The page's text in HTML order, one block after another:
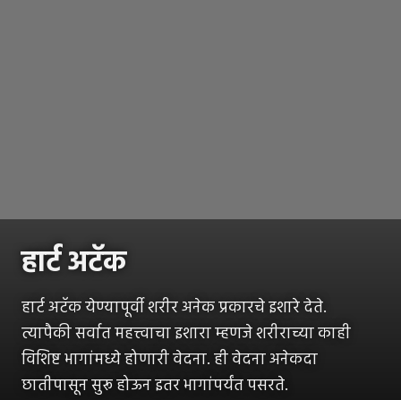
हार्ट अटॅक
हार्ट अटॅक येण्यापूर्वी शरीर अनेक प्रकारचे इशारे देते.
त्यापैकी सर्वात महत्त्वाचा इशारा म्हणजे शरीराच्या काही
विशिष्ट भागांमध्ये होणारी वेदना. ही वेदना अनेकदा
छातीपासून सुरू होऊन इतर भागांपर्यंत पसरते.